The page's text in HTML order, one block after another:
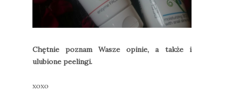
Chętnie poznam Wasze opinie, a także i
ulubione peelingi.
xoxo